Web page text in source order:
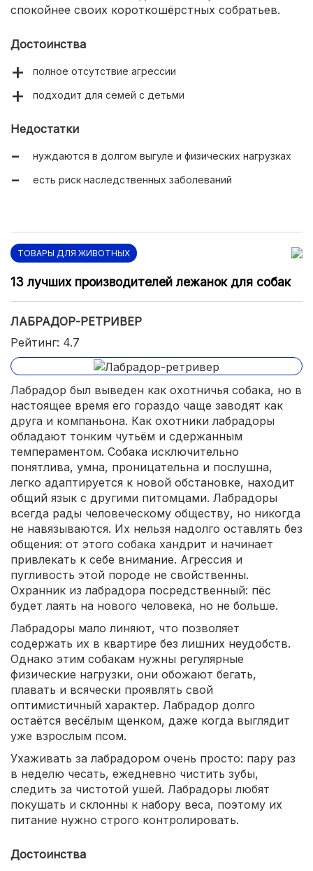
спокойнее своих короткошёрстных собратьев.
Достоинства
полное отсутствие агрессии
подходит для семей с детьми
Недостатки
нуждаются в долгом выгуле и физических нагрузках
есть риск наследственных заболеваний
ТОВАРЫ ДЛЯ ЖИВОТНЫХ
13 лучших производителей лежанок для собак
ЛАБРАДОР-РЕТРИВЕР
Рейтинг: 4.7
Лабрадор был выведен как охотничья собака, но в
настоящее время его гораздо чаще заводят как
друга и компаньона. Как охотники лабрадоры
обладают тонким чутьём и сдержанным
темпераментом. Собака исключительно
понятлива, умна, проницательна и послушна,
легко адаптируется к новой обстановке, находит
общий язык с другими питомцами. Лабрадоры
всегда рады человеческому обществу, но никогда
не навязываются. Их нельзя надолго оставлять без
общения: от этого собака хандрит и начинает
привлекать к себе внимание. Агрессия и
пугливость этой породе не свойственны.
Охранник из лабрадора посредственный: пёс
будет лаять на нового человека, но не больше.
Лабрадоры мало линяют, что позволяет
содержать их в квартире без лишних неудобств.
Однако этим собакам нужны регулярные
физические нагрузки, они обожают бегать,
плавать и всячески проявлять свой
оптимистичный характер. Лабрадор долго
остаётся весёлым щенком, даже когда выглядит
уже взрослым псом.
Ухаживать за лабрадором очень просто: пару раз
в неделю чесать, ежедневно чистить зубы,
следить за чистотой ушей. Лабрадоры любят
покушать и склонны к набору веса, поэтому их
питание нужно строго контролировать.
Достоинства